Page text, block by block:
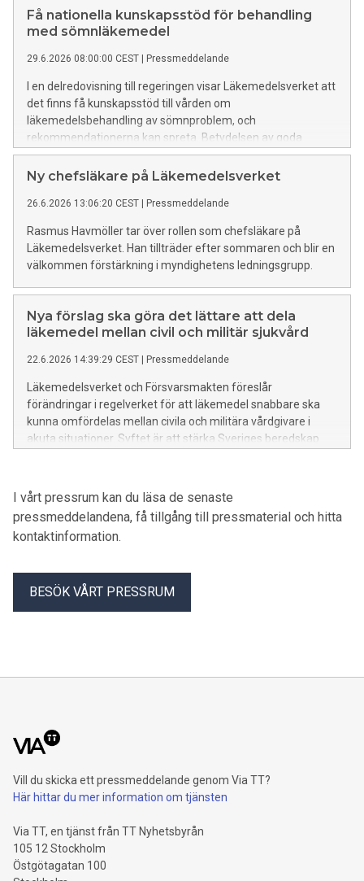
överväga riskerna. Tavneos används för att behandla vuxna
med svår, aktiv granulomatös polyangit (GPA) eller
tillstånd i blodkärlen.
Få nationella kunskapsstöd för behandling
med sömnläkemedel
29.6.2026 08:00:00 CEST Pressmeddelande
I en delredovisning till regeringen visar Läkemedelsverket att
det finns få kunskapsstöd till vården om
läkemedelsbehandling av sömnproblem, och
rekommendationerna kan spreta. Betydelsen av goda
sömnvanor och andra behandlingsalternativ innan
läkemedelsanvändning behöver också tydliggöras.
Ny chefsläkare på Läkemedelsverket
26.6.2026 13:06:20 CEST Pressmeddelande
Rasmus Havmöller tar över rollen som chefsläkare på
Läkemedelsverket. Han tillträder efter sommaren och blir en
välkommen förstärkning i myndighetens ledningsgrupp.
Nya förslag ska göra det lättare att dela
läkemedel mellan civil och militär sjukvård
22.6.2026 14:39:29 CEST Pressmeddelande
Läkemedelsverket och Försvarsmakten föreslår
förändringar i regelverket för att läkemedel snabbare ska
kunna omfördelas mellan civila och militära vårdgivare i
akuta situationer. Syftet är att stärka Sveriges beredskap
fungerar.
I vårt pressrum kan du läsa de senaste
pressmeddelandena, få tillgång till pressmaterial och hitta
kontaktinformation.
BESÖK VÅRT PRESSRUM
Vill du skicka ett pressmeddelande genom Via TT?
Här hittar du mer information om tjänsten
Via TT, en tjänst från TT Nyhetsbyrån
105 12 Stockholm
Östgötagatan 100